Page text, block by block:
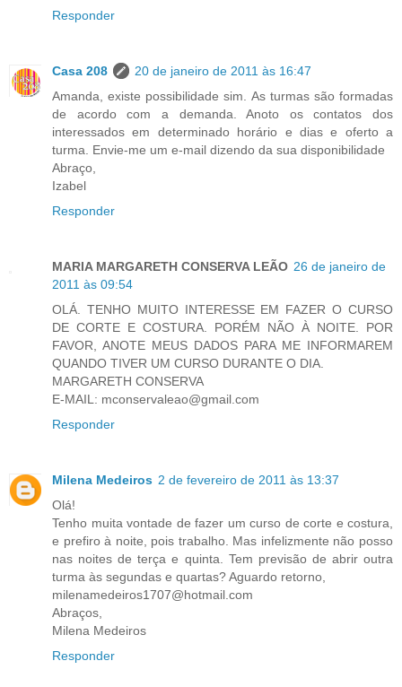
Responder
Casa 208
20 de janeiro de 2011 às 16:47
Amanda, existe possibilidade sim. As turmas são formadas
de acordo com a demanda. Anoto os contatos dos
interessados em determinado horário e dias e oferto a
turma. Envie-me um e-mail dizendo da sua disponibilidade
Abraço,
Izabel
Responder
MARIA MARGARETH CONSERVA LEÃO 26 de janeiro de
2011 às 09:54
OLÁ. TENHO MUITO INTERESSE EM FAZER O CURSO
DE CORTE E COSTURA. PORÉM NÃO À NOITE. POR
FAVOR, ANOTE MEUS DADOS PARA ME INFORMAREM
QUANDO TIVER UM CURSO DURANTE O DIA.
MARGARETH CONSERVA
E-MAIL: mconservaleao@gmail.com
Responder
Milena Medeiros 2 de fevereiro de 2011 às 13:37
Olá!
Tenho muita vontade de fazer um curso de corte e costura,
e prefiro à noite, pois trabalho. Mas infelizmente não posso
nas noites de terça e quinta. Tem previsão de abrir outra
turma às segundas e quartas? Aguardo retorno,
milenamedeiros1707@hotmail.com
Abraços,
Milena Medeiros
Responder